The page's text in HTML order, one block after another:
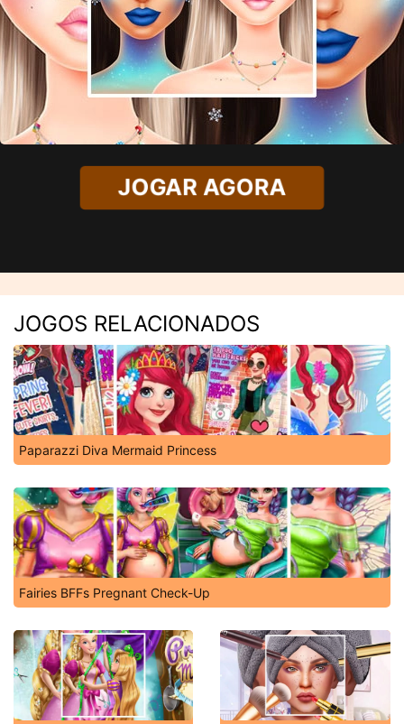
JOGAR AGORA
JOGOS RELACIONADOS
Paparazzi Diva Mermaid Princess
Fairies BFFs Pregnant Check-Up